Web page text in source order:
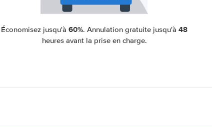
Économisez jusqu'à60%. Annulation gratuite jusqu'à48
heures avant la prise en charge.